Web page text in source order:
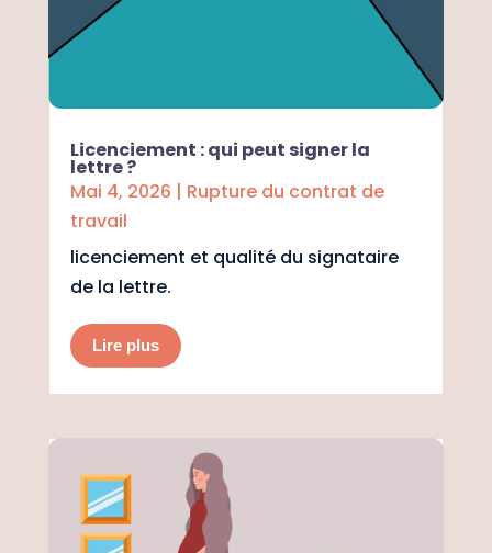
Licenciement : qui peut signer la
lettre ?
Mai 4, 2026 | Rupture du contrat de
travail
licenciement et qualité du signataire
de la lettre.
Lire plus